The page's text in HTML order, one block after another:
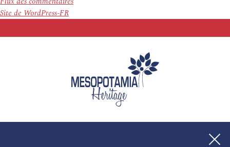
Site de WordPress-FR